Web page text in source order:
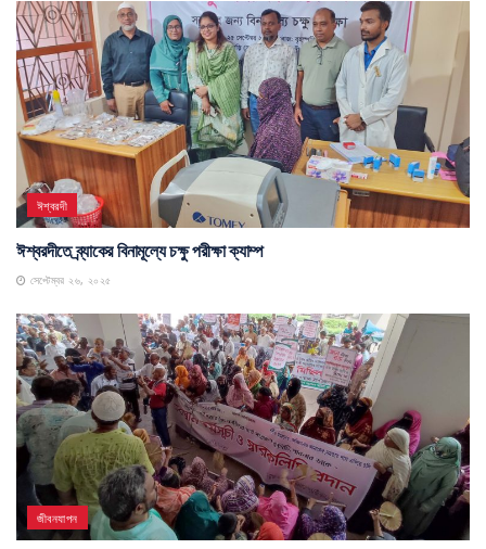
ঈশ্বরদী
ঈশ্বরদীতে ব্র্যাকের বিনামূল্যে চক্ষু পরীক্ষা ক্যাম্প
সেপ্টেম্বর ২৬, ২০২৫
জীবনযাপন